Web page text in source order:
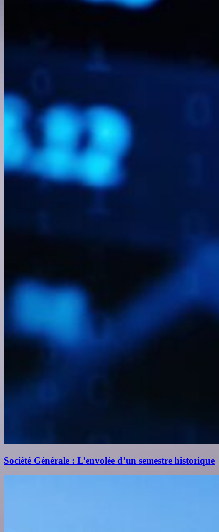
Société Générale : L’envolée d’un semestre historique